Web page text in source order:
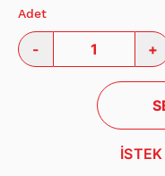
Adet
- +